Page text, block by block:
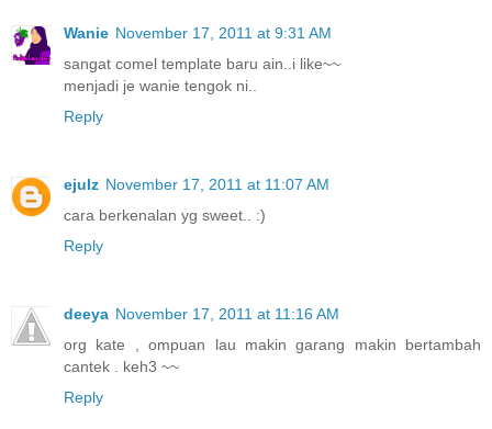
Wanie November 17, 2011 at 9:31 AM
sangat comel template baru ain..i like~~
menjadi je wanie tengok ni..
Reply
ejulz November 17, 2011 at 11:07 AM
cara berkenalan yg sweet.. :)
Reply
deeya November 17, 2011 at 11:16 AM
org kate , ompuan lau makin garang makin bertambah
cantek . keh3 ~~
Reply